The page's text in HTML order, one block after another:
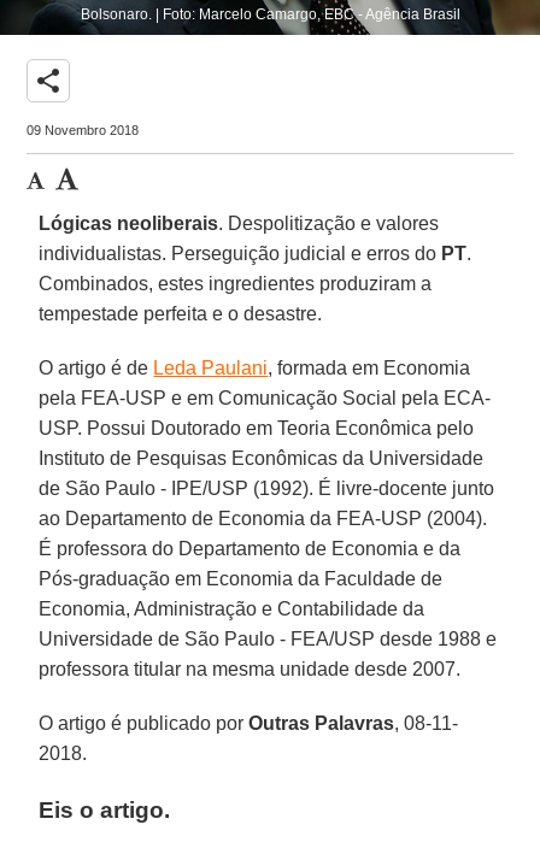
Bolsonaro. | Foto: Marcelo Camargo, EBC - Agência Brasil
share
09 Novembro 2018
Lógicas neoliberais. Despolitização e valores
individualistas. Perseguição judicial e erros do PT.
Combinados, estes ingredientes produziram a
tempestade perfeita e o desastre.
O artigo é de Leda Paulani, formada em Economia
pela FEA-USP e em Comunicação Social pela ECA-
USP. Possui Doutorado em Teoria Econômica pelo
Instituto de Pesquisas Econômicas da Universidade
de São Paulo - IPE/USP (1992). É livre-docente junto
ao Departamento de Economia da FEA-USP (2004).
É professora do Departamento de Economia e da
Pós-graduação em Economia da Faculdade de
Economia, Administração e Contabilidade da
Universidade de São Paulo - FEA/USP desde 1988 e
professora titular na mesma unidade desde 2007.
O artigo é publicado porOutras Palavras, 08-11-
2018.
Eis o artigo.